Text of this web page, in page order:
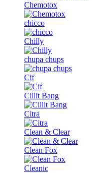
Chemotox
chicco
Chilly
chupa chups
Cif
Cillit Bang
Citra
Clean & Clear
Clean Fox
Cleanic